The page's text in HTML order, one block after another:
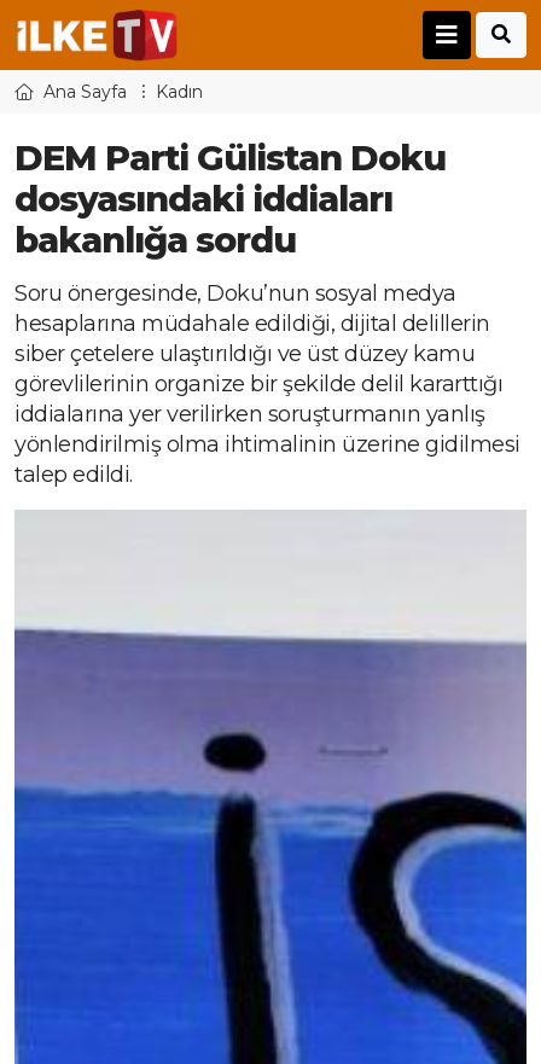
Ana Sayfa Kadın
DEM Parti Gülistan Doku
dosyasındaki iddiaları
bakanlığa sordu
Soru önergesinde, Doku’nun sosyal medya
hesaplarına müdahale edildiği, dijital delillerin
siber çetelere ulaştırıldığı ve üst düzey kamu
görevlilerinin organize bir şekilde delil kararttığı
iddialarına yer verilirken soruşturmanın yanlış
yönlendirilmiş olma ihtimalinin üzerine gidilmesi
talep edildi.